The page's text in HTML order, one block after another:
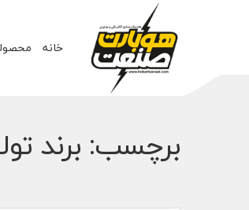
خانه
برچسب: برند